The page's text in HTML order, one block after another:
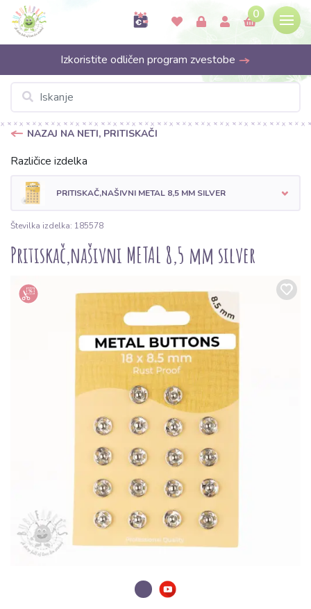
0
Izkoristite odličen program zvestobe
NAZAJ NA NETI, PRITISKAČI
Različice izdelka
PRITISKAČ,NAŠIVNI METAL 8,5 MM SILVER
Številka izdelka: 185578
Pritiskač,našivni METAL 8,5 mm silver